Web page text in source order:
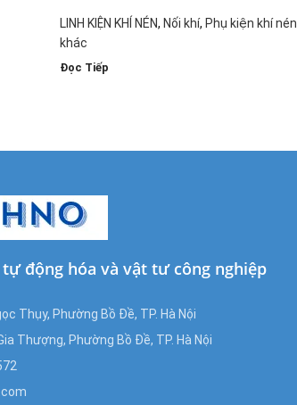
LINH KIỆN KHÍ NÉN, Nối khí, Phụ kiện khí nén
khác
Đọc Tiếp
động hóa và vật tư công nghiệp
Thụy, Phường Bồ Đề, TP. Hà Nội
Thượng, Phường Bồ Đề, TP. Hà Nội